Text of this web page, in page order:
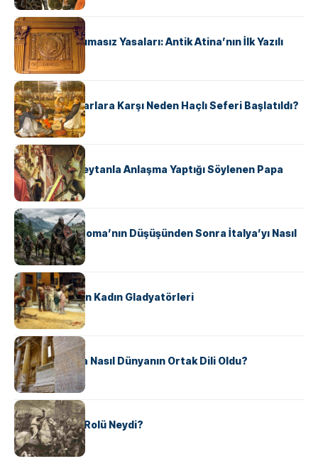
KÜLTÜR
Draco’nun Acımasız Yasaları: Antik Atina’nın İlk Yazılı
Hukuk Kodu
KÜLTÜR
Avrupalı ​​Katharlara Karşı Neden Haçlı Seferi Başlatıldı?
KÜLTÜR
II. Silvester: Şeytanla Anlaşma Yaptığı Söylenen Papa
KÜLTÜR
Ostrogotlar Roma’nın Düşüşünden Sonra İtalya’yı Nasıl
Ele Geçirdi?
KÜLTÜR
Antik Roma’nın Kadın Gladyatörleri
KÜLTÜR
Antik Yunanca Nasıl Dünyanın Ortak Dili Oldu?
KÜLTÜR
Valdensler’in Rolü Neydi?